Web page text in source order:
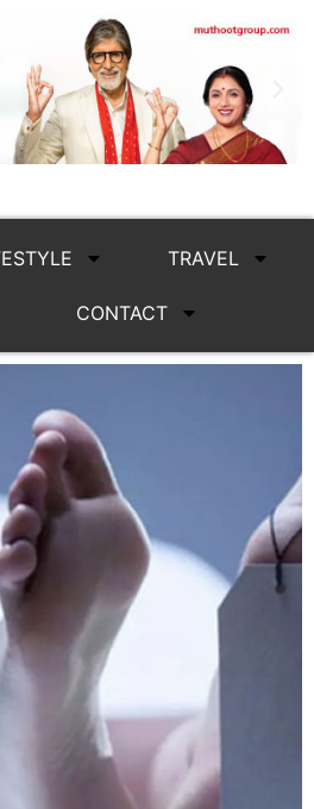
TRAVEL
CONTACT